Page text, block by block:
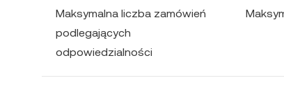
Maksymalna liczba zamówień
podlegających
odpowiedzialności